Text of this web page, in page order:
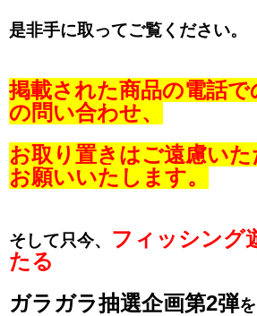
是非手に取ってご覧ください。
掲載された商品の電話で
の問い合わせ、
お取り置きはご遠慮い
お願いいたします。
そして只今、 フィッシング
たる
ガラガラ抽選企画第2弾